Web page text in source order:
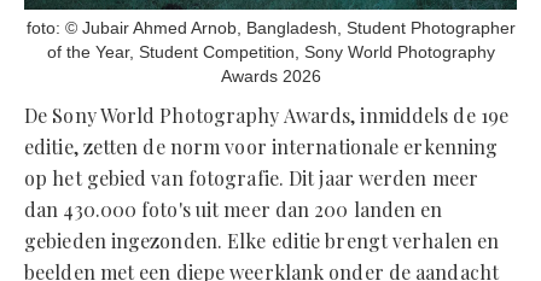
foto: © Jubair Ahmed Arnob, Bangladesh, Student Photographer
of the Year, Student Competition, Sony World Photography
Awards 2026
De Sony World Photography Awards, inmiddels de 19e
editie, zetten de norm voor internationale erkenning
op het gebied van fotografie. Dit jaar werden meer
dan 430.000 foto's uit meer dan 200 landen en
gebieden ingezonden. Elke editie brengt verhalen en
beelden met een diepe weerklank onder de aandacht